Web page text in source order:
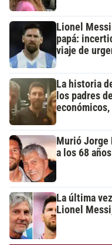
Lionel
papá:
viaje de
La historia
los padres
Murió Jorge
a los 68 años
La última
Lionel